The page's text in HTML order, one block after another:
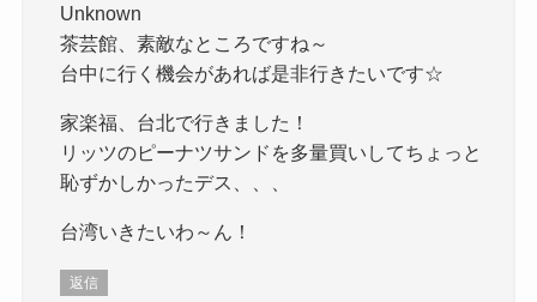
Unknown
茶芸館、素敵なところですね～
台中に行く機会があれば是非行きたいです☆
家楽福、台北で行きました！
リッツのピーナツサンドを多量買いしてちょっと
恥ずかしかったデス、、、
台湾いきたいわ～ん！
返信